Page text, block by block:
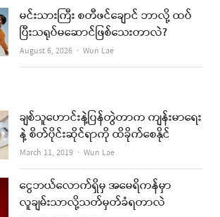
မင်းသားကြီး စတီဖင်ချောင် ဘာလို့ ထပ်
ပြီးသရုပ်မဆောင်ဖြစ်သေးတာလဲ?
August 6, 2026 Author
Wun Lae
ချစ်သူဟောင်းနဲ့ပြန်တွဲတာက ကျန်းမာရေး
နဲ့ စိတ်ပိုင်းဆိုင်ရာကို ထိခိုက်စေနိုင်
March 11, 2019 Author
Wun Lae
ငွေဘယ်လောက်ရှိမှ အမေရိကန်မှာ
လူချမ်းသာလို့သတ်မှတ်ခံရတာလဲ